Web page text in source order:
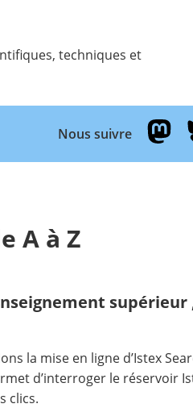
techniques et
Nous suivre
A à Z
supérieur
la mise en ligne d’Istex
d’interroger le réservoir
clics.